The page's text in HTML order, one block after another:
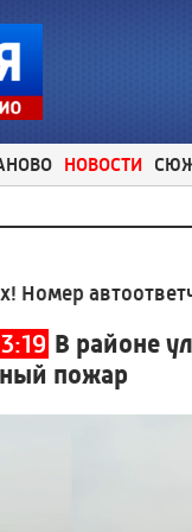
НОВОСТИ
8
В районе
пожар